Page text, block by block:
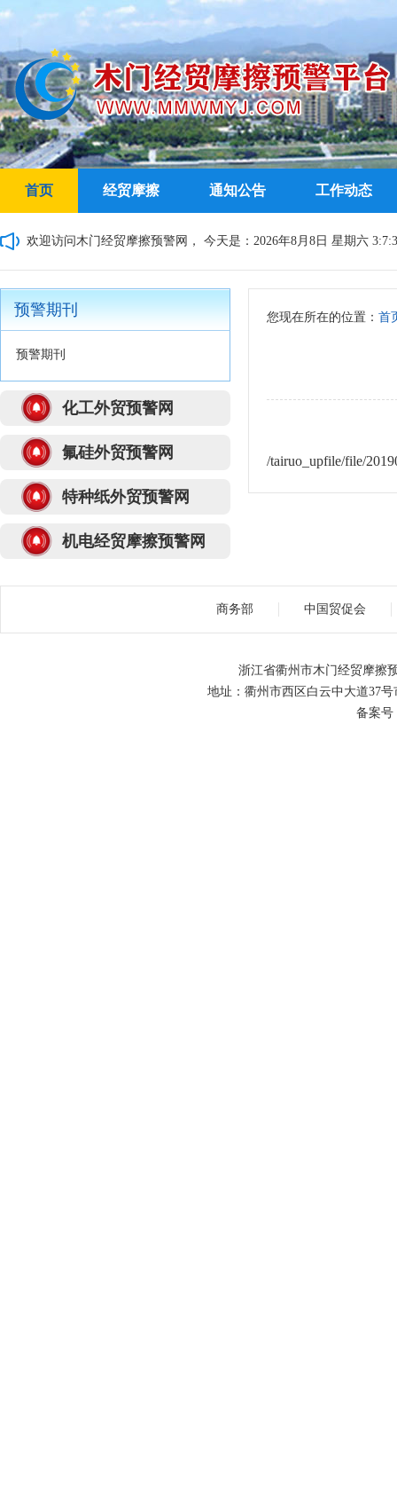
首页 经贸摩擦 通知公告 工作动态
欢迎访问木门经贸摩擦预警网， 今天是：2026年8月8日 星期六
预警期刊
预警期刊
化工外贸预警网
氟硅外贸预警网
特种纸外贸预警网
机电经贸摩擦预警网
您现在所在的位置： 首
/tairuo_upfile/file/
商务部 中国贸促会
浙江省衢州市木门经贸摩擦
地址：衢州市西区白云中大道37
备案号